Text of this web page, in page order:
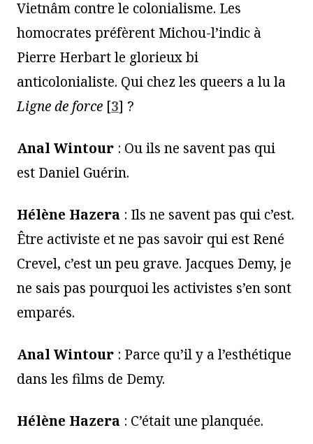
Vietnâm contre le colonialisme. Les
homocrates préfèrent Michou-l’indic à
Pierre Herbart le glorieux bi
anticolonialiste. Qui chez les queers a lu la
Ligne de force [3] ?
Anal Wintour : Ou ils ne savent pas qui
est Daniel Guérin.
Hélène Hazera : Ils ne savent pas qui c’est.
Être activiste et ne pas savoir qui est René
Crevel, c’est un peu grave. Jacques Demy, je
ne sais pas pourquoi les activistes s’en sont
emparés.
Anal Wintour : Parce qu’il y a l’esthétique
dans les films de Demy.
Hélène Hazera : C’était une planquée.